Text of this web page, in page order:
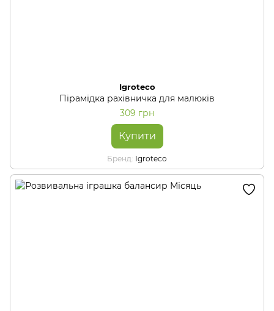
Igroteco
Пірамідка рахівничка для малюків
309 грн
Купити
Бренд Igroteco